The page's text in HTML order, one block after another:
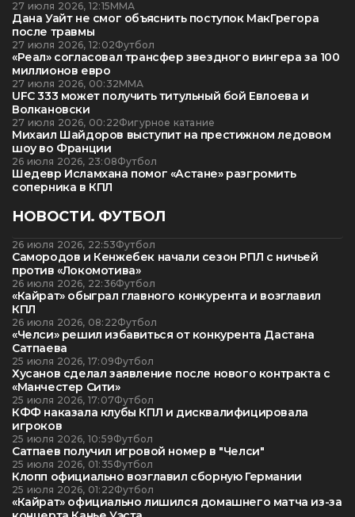
27 июля 2026, 12:15ММА
Дана Уайт не смог объяснить поступок МакГрегора
после травмы
27 июля 2026, 12:02Футбол
«Реал» согласовал трансфер звездного вингера за 100
миллионов евро
27 июля 2026, 00:32ММА
UFC 333 может получить титульный бой Евлоева и
Волкановски
27 июля 2026, 00:22Фигурное катание
Михаил Шайдоров выступит на престижном ледовом
шоу во Франции
26 июля 2026, 23:08Футбол
Шедевр Исламхана помог «Астане» разгромить
соперника в КПЛ
НОВОСТИ. ФУТБОЛ
26 июля 2026, 22:53Футбол
Самородов и Кенжебек начали сезон РПЛ с ничьей
против «Локомотива»
26 июля 2026, 22:36Футбол
«Кайрат» обыграл главного конкурента и возглавил
КПЛ
26 июля 2026, 08:22Футбол
«Челси» решил избавиться от конкурента Дастана
Сатпаева
25 июля 2026, 17:09Футбол
Хусанов сделал заявление после нового контракта с
«Манчестер Сити»
25 июля 2026, 17:07Футбол
КФФ наказала клубы КПЛ и дисквалифицировала
игроков
25 июля 2026, 10:59Футбол
Сатпаев получил игровой номер в "Челси"
25 июля 2026, 01:35Футбол
Клопп официально возглавил сборную Германии
25 июля 2026, 01:22Футбол
«Кайрат» официально лишился домашнего матча из-за